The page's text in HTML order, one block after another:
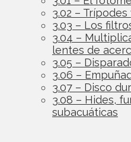
3.02 –
3.03 – Los
3.04 –
lentes de
3.05 –
3.06 –
3.07 – Disco
3.08 – Hides,
subacuáticas